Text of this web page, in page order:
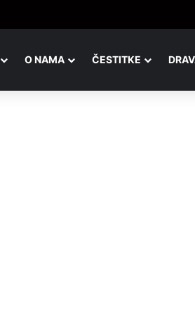
O NAMA ČESTITKE